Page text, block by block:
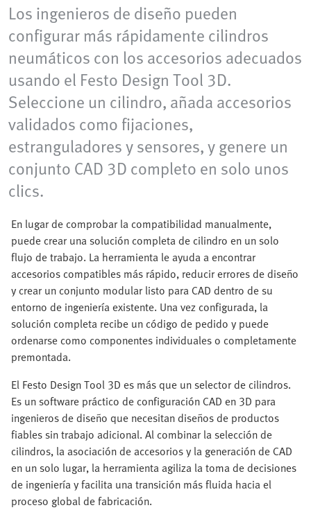
Los ingenieros de diseño pueden
configurar más rápidamente cilindros
neumáticos con los accesorios adecuados
usando el Festo Design Tool 3D.
Seleccione un cilindro, añada accesorios
validados como fijaciones,
estranguladores y sensores, y genere un
conjunto CAD 3D completo en solo unos
clics.
En lugar de comprobar la compatibilidad manualmente,
puede crear una solución completa de cilindro en un solo
flujo de trabajo. La herramienta le ayuda a encontrar
accesorios compatibles más rápido, reducir errores de diseño
y crear un conjunto modular listo para CAD dentro de su
entorno de ingeniería existente. Una vez configurada, la
solución completa recibe un código de pedido y puede
ordenarse como componentes individuales o completamente
premontada.
El Festo Design Tool 3D es más que un selector de cilindros.
Es un software práctico de configuración CAD en 3D para
ingenieros de diseño que necesitan diseños de productos
fiables sin trabajo adicional. Al combinar la selección de
cilindros, la asociación de accesorios y la generación de CAD
en un solo lugar, la herramienta agiliza la toma de decisiones
de ingeniería y facilita una transición más fluida hacia el
proceso global de fabricación.